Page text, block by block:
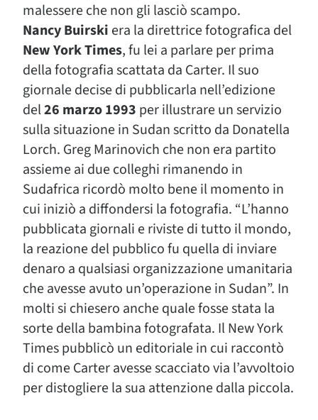
malessere che non gli lasciò scampo.
Nancy Buirski era la direttrice fotografica del
New York Times, fu lei a parlare per prima
della fotografia scattata da Carter. Il suo
giornale decise di pubblicarla nell’edizione
del26 marzo 1993 per illustrare un servizio
sulla situazione in Sudan scritto da Donatella
Lorch. Greg Marinovich che non era partito
assieme ai due colleghi rimanendo in
Sudafrica ricordò molto bene il momento in
cui iniziò a diffondersi la fotografia. “L’hanno
pubblicata giornali e riviste di tutto il mondo,
la reazione del pubblico fu quella di inviare
denaro a qualsiasi organizzazione umanitaria
che avesse avuto un’operazione in Sudan”. In
molti si chiesero anche quale fosse stata la
sorte della bambina fotografata. Il New York
Times pubblicò un editoriale in cui raccontò
di come Carter avesse scacciato via l’avvoltoio
per distogliere la sua attenzione dalla piccola.